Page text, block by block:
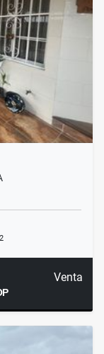
2
Venta